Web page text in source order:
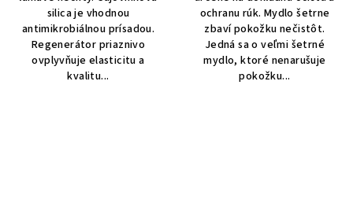
silica je vhodnou
antimikrobiálnou prísadou.
Regenerátor priaznivo
ovplyvňuje elasticitu a
kvalitu...
ochranu rúk. Mydlo šetrne
zbaví pokožku nečistôt.
Jedná sa o veľmi šetrné
mydlo, ktoré nenarušuje
pokožku...